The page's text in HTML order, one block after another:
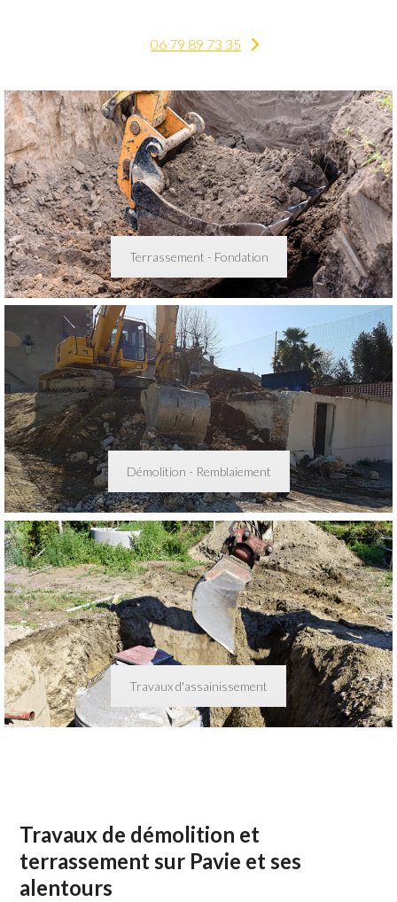
06 79 89 73 35
Terrassement - Fondation
Démolition - Remblaiement
Travaux d'assainissement
Travaux de démolition et
terrassement sur Pavie et ses
alentours